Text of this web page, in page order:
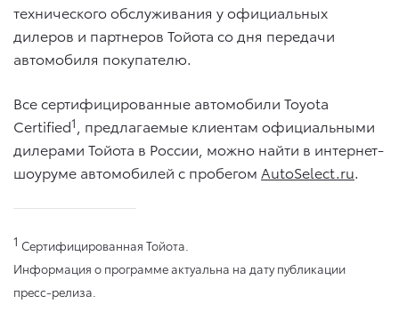
технического обслуживания у официальных
дилеров и партнеров Тойота со дня передачи
автомобиля покупателю.
Все сертифицированные автомобили Toyota
Certified1
, предлагаемые клиентам официальными
дилерами Тойота в России, можно найти в интернет-
шоуруме автомобилей с пробегом AutoSelect.ru.
1 Сертифицированная Тойота.
Информация о программе актуальна на дату публикации
пресс-релиза.